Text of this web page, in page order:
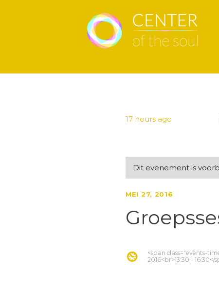
17 hours ago
Dit evenement is
MEI 27, 2016
<span class="events-
2016<br>13:30 - 16:30</